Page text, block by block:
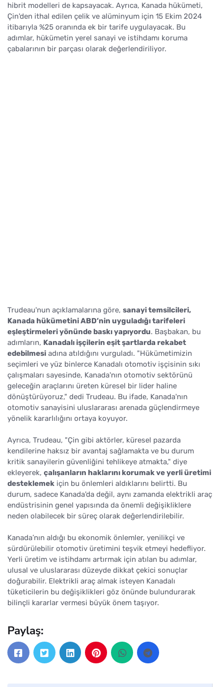
hibrit modelleri de kapsayacak. Ayrıca, Kanada hükümeti,
Çin'den ithal edilen çelik ve alüminyum için 15 Ekim 2024
itibarıyla %25 oranında ek bir tarife uygulayacak. Bu
adımlar, hükümetin yerel sanayi ve istihdamı koruma
çabalarının bir parçası olarak değerlendiriliyor.
Trudeau'nun açıklamalarına göre, sanayi temsilcileri,
Kanada hükümetini ABD’nin uyguladığı tarifeleri
eşleştirmeleri yönünde baskı yapıyordu. Başbakan, bu
adımların, Kanadalı işçilerin eşit şartlarda rekabet
edebilmesi adına atıldığını vurguladı. "Hükümetimizin
seçimleri ve yüz binlerce Kanadalı otomotiv işçisinin sıkı
çalışmaları sayesinde, Kanada'nın otomotiv sektörünü
geleceğin araçlarını üreten küresel bir lider haline
dönüştürüyoruz," dedi Trudeau. Bu ifade, Kanada'nın
otomotiv sanayisini uluslararası arenada güçlendirmeye
yönelik kararlılığını ortaya koyuyor.
Ayrıca, Trudeau, "Çin gibi aktörler, küresel pazarda
kendilerine haksız bir avantaj sağlamakta ve bu durum
kritik sanayilerin güvenliğini tehlikeye atmakta," diye
ekleyerek, çalışanların haklarını korumak ve yerli üretimi
desteklemek için bu önlemleri aldıklarını belirtti. Bu
durum, sadece Kanada'da değil, aynı zamanda elektrikli araç
endüstrisinin genel yapısında da önemli değişikliklere
neden olabilecek bir süreç olarak değerlendirilebilir.
Kanada’nın aldığı bu ekonomik önlemler, yenilikçi ve
sürdürülebilir otomotiv üretimini teşvik etmeyi hedefliyor.
Yerli üretim ve istihdamı artırmak için atılan bu adımlar,
ulusal ve uluslararası düzeyde dikkat çekici sonuçlar
doğurabilir. Elektrikli araç almak isteyen Kanadalı
tüketicilerin bu değişiklikleri göz önünde bulundurarak
bilinçli kararlar vermesi büyük önem taşıyor.
Paylaş: